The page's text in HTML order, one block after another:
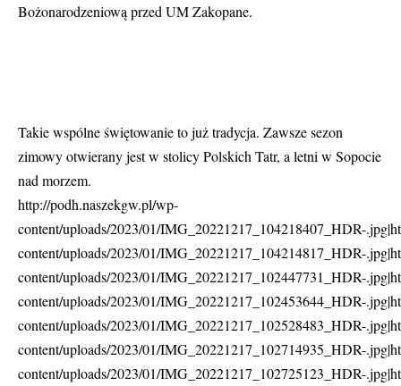
Bożonarodzeniową przed UM Zakopane.
Takie wspólne świętowanie to już tradycja. Zawsze sezon
zimowy otwierany jest w stolicy Polskich Tatr, a letni w Sopocie
nad morzem.
http://podh.naszekgw.pl/wp-
content/uploads/2023/01/IMG_20221217_104218407_HDR-
content/uploads/2023/01/IMG_20221217_104214817_HDR-
content/uploads/2023/01/IMG_20221217_102447731_HDR-
content/uploads/2023/01/IMG_20221217_102453644_HDR-
content/uploads/2023/01/IMG_20221217_102528483_HDR-
content/uploads/2023/01/IMG_20221217_102714935_HDR-
content/uploads/2023/01/IMG_20221217_102725123_HDR-